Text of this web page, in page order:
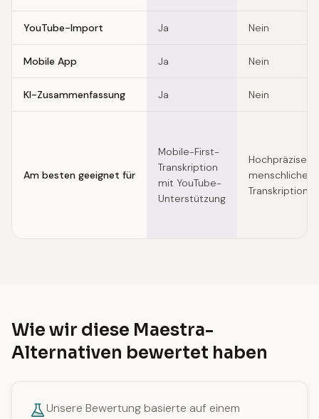
YouTube-Import Ja Nein
Mobile App Ja Nein
KI-Zusammenfassung Ja Nein
Am besten geeignet für
Mobile-First-
Transkription
mit YouTube-
Unterstützung
Hochpräzise
menschliche
Wie wir diese Maestra-
Alternativen bewertet haben
Unsere Bewertung basierte auf einem